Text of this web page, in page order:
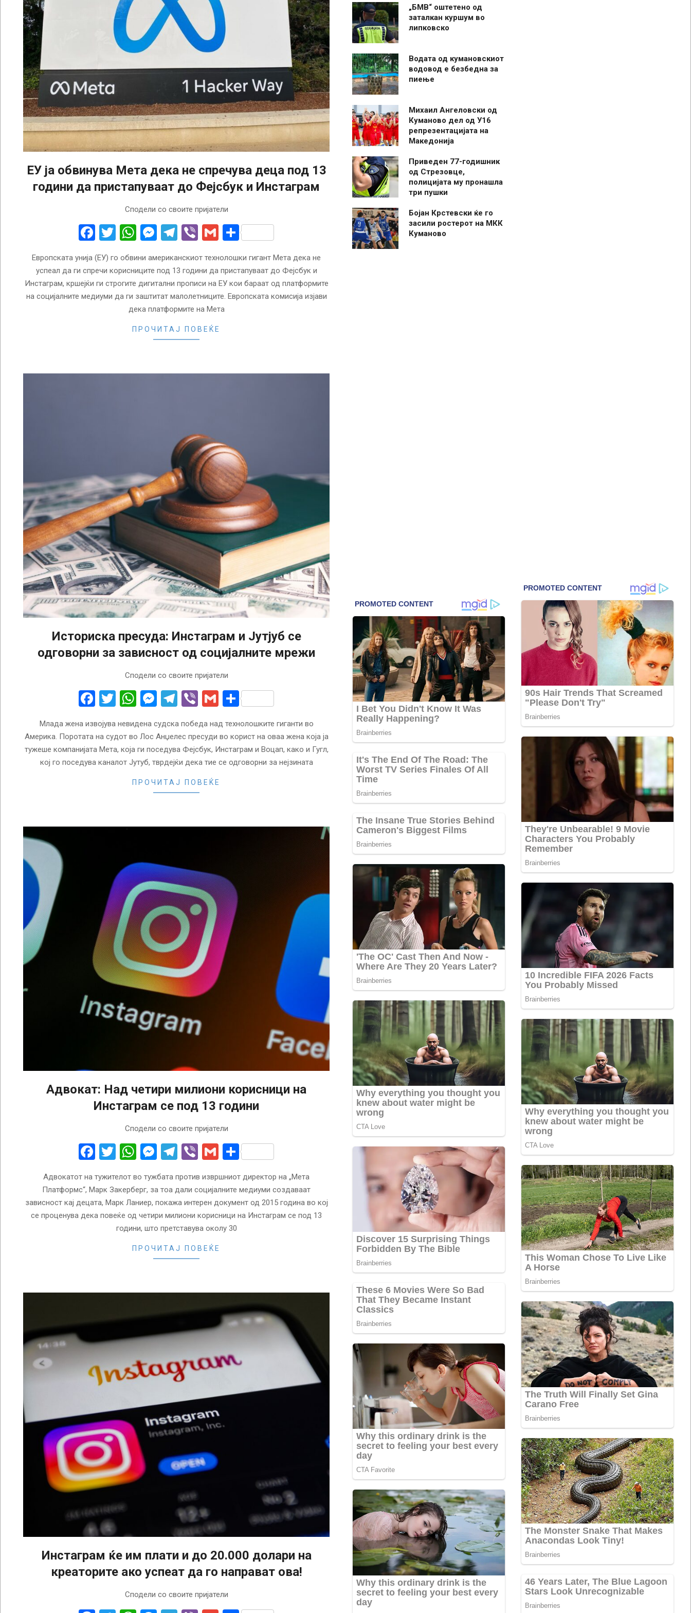
ЕУ ја обвинува Мета дека не спречува деца под 13
години да пристапуваат до Фејсбук и Инстаграм
Сподели со своите пријатели
Facebook
Twitter
WhatsApp
Messenger
Telegram
ViberGmailShare
Европската унија (ЕУ) го обвини американскиот технолошки гигант Мета дека не
успеал да ги спречи корисниците под 13 години да пристапуваат до Фејсбук и
Инстаграм, кршејќи ги строгите дигитални прописи на ЕУ кои бараат од платформите
на социјалните медиуми да ги заштитат малолетниците. Европската комисија изјави
дека платформите на Мета
ПРОЧИТАЈ ПОВЕЌЕ
Историска пресуда: Инстаграм и Јутјуб се
одговорни за зависност од социјалните мрежи
Сподели со своите пријатели
Facebook
Twitter
WhatsApp
Messenger
Telegram
ViberGmailShare
Млада жена извојува невидена судска победа над технолошките гиганти во
Америка. Поротата на судот во Лос Анџелес пресуди во корист на оваа жена која ја
тужеше компанијата Мета, која ги поседува Фејсбук, Инстаграм и Воцап, како и Гугл,
кој го поседува каналот Јутуб, тврдејќи дека тие се одговорни за нејзината
ПРОЧИТАЈ ПОВЕЌЕ
Адвокат: Над четири милиони корисници на
Инстаграм се под 13 години
Сподели со своите пријатели
Facebook
Twitter
WhatsApp
Messenger
Telegram
ViberGmailShare
Адвокатот на тужителот во тужбата против извршниот директор на „Мета
Платформс“, Марк Закерберг, за тоа дали социјалните медиуми создаваат
зависност кај децата, Марк Ланиер, покажа интерен документ од 2015 година во кој
се проценува дека повеќе од четири милиони корисници на Инстаграм се под 13
години, што претставува околу 30
ПРОЧИТАЈ ПОВЕЌЕ
Инстаграм ќе им плати и до 20.000 долари на
креаторите ако успеат да го направат ова!
Сподели со своите пријатели
„БМВ“ оштетено од
заталкан куршум во
липковско
Водата од кумановскиот
водовод е безбедна за
пиење
Михаил Ангеловски од
Куманово дел од У16
репрезентацијата на
Македонија
Приведен 77-годишник
од Стрезовце,
полицијата му пронашла
три пушки
Бојан Крстевски ќе го
засили ростерот на МКК
Куманово